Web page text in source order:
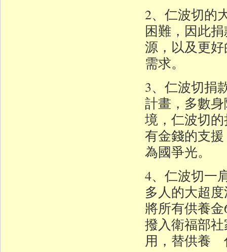
2、仁波切的
困難，因此
源，以及更
需求。
3、仁波切捐
計畫，多數
境，仁波切
有金錢的支
為國爭光。
4、仁波切一
多人的大超
將所有供養
撥入衛福部
用，替供養